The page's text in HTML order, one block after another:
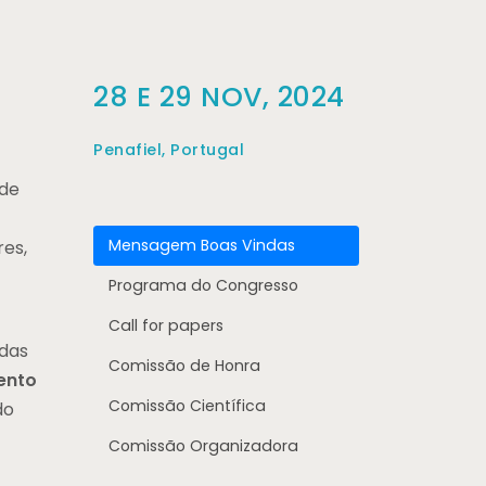
28 E 29 NOV, 2024
Penafiel, Portugal
Mensagem Boas Vindas
Programa do Congresso
Call for papers
Comissão de Honra
Comissão Científica
Comissão Organizadora